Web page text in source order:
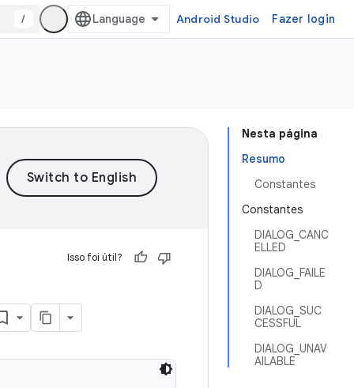
/ Android Studio Fazer login
Nesta página
Resumo
Constantes
Constantes
DIALOG_CANC
ELLED
DIALOG_FAILE
D
DIALOG_SUC
CESSFUL
DIALOG_UNAV
AILABLE
Isso foi útil?